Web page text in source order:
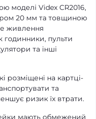
моделі Videx CR2016,
20 мм та товщиною
живлення
годинники, пульти
та інші
розміщені на картці-
та
ризик їх втрати.
мають обмежений